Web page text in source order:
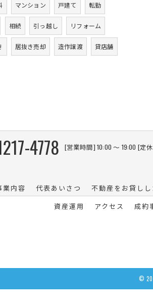
マンション 戸建て 転勤
相続 引っ越し リフォーム
居抜き売却 造作譲渡 貸店舗
4778 [営業時間] 10:00 〜 19:00 [定
業内容 代表あいさつ 不動産をお貸し
資産運用
アクセス 成約
©